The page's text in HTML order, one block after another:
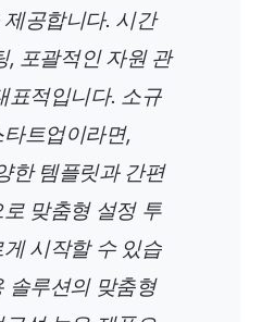
공합니다. 시간
, 포괄적인 자원 관
표적입니다. 소규
트업이라면,
한 템플릿과 간편
맞춤형 설정 투
시작할 수 있습
솔루션의 맞춤형